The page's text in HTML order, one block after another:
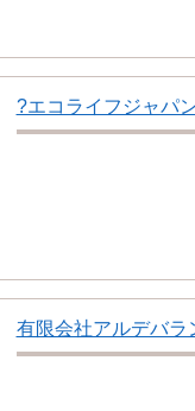
?エコライフジャパ
有限会社アルデバラ